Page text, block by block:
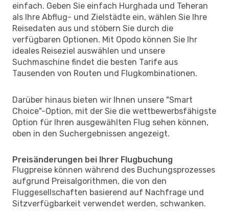
einfach. Geben Sie einfach Hurghada und Teheran
als Ihre Abflug- und Zielstädte ein, wählen Sie Ihre
Reisedaten aus und stöbern Sie durch die
verfügbaren Optionen. Mit Opodo können Sie Ihr
ideales Reiseziel auswählen und unsere
Suchmaschine findet die besten Tarife aus
Tausenden von Routen und Flugkombinationen.
Darüber hinaus bieten wir Ihnen unsere "Smart
Choice"-Option, mit der Sie die wettbewerbsfähigste
Option für Ihren ausgewählten Flug sehen können,
oben in den Suchergebnissen angezeigt.
Preisänderungen bei Ihrer Flugbuchung
Flugpreise können während des Buchungsprozesses
aufgrund Preisalgorithmen, die von den
Fluggesellschaften basierend auf Nachfrage und
Sitzverfügbarkeit verwendet werden, schwanken.